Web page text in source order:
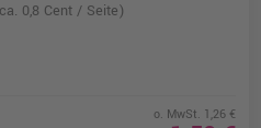
0,8 Cent / Seite)
o. MwSt. 1,26 €